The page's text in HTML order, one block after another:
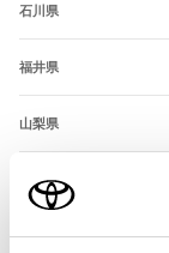
石川県
福井県
山梨県
長野県
岐阜県